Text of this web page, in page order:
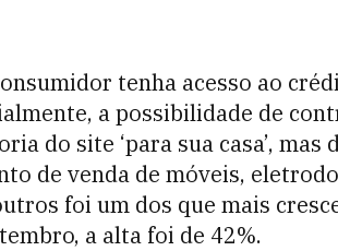
tenha acesso ao
a possibilidade de
do site ‘para sua casa’,
de venda de móveis,
foi um dos que mais
a alta foi de 42%.